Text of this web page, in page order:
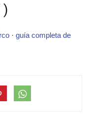
)
· guía completa de